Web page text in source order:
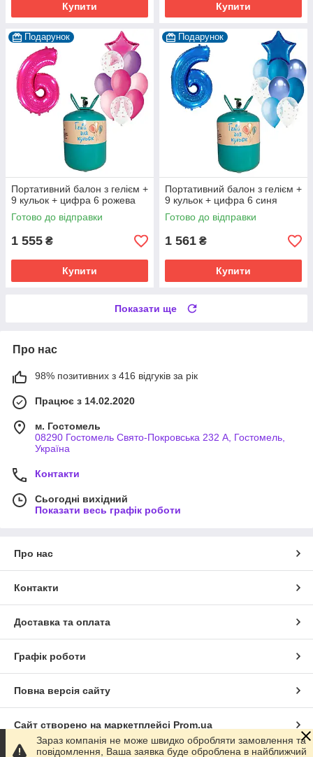
Купити Купити
Подарунок
Портативний балон з гелієм +
9 кульок + цифра 6 рожева
Готово до відправки
1 555 ₴
Купити
Подарунок
Портативний балон з гелієм +
9 кульок + цифра 6 синя
Готово до відправки
1 561 ₴
Купити
Показати ще
Про нас
98% позитивних з 416 відгуків за рік
Працює з 14.02.2020
м. Гостомель
08290 Гостомель Свято-Покровська 232 А, Гостомель,
Україна
Контакти
Сьогодні вихідний
Показати весь графік роботи
Про нас
Контакти
Доставка та оплата
Графік роботи
Повна версія сайту
Сайт створено на маркетплейсі Prom.ua
Зараз компанія не може швидко обробляти замовлення та
повідомлення, Ваша заявка буде оброблена в найближчий